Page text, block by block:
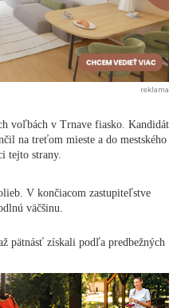
reklama
voľbách v Trnave fiasko. Kandidát
na treťom mieste a do mestského
tejto strany.
V končiacom zastupiteľstve
väčšinu.
pätnásť získali podľa predbežných